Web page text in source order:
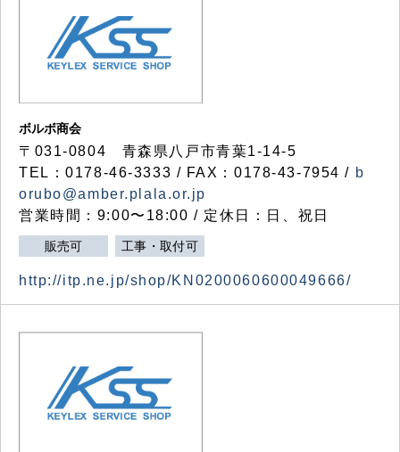
ボルボ商会
〒031-0804 青森県八戸市青葉1-14-5
TEL：0178-46-3333 / FAX：0178-43-7954 / b
orubo@amber.plala.or.jp
営業時間：9:00〜18:00 / 定休日：日、祝日
販売可 工事・取付可
http://itp.ne.jp/shop/KN0200060600049666/